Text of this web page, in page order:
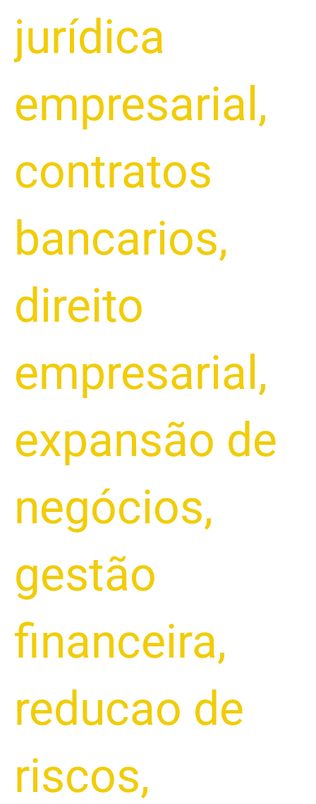
jurídica
empresarial ,
contratos
bancarios,
direito
empresarial ,
expansão de
negócios,
gestão
financeira,
reducao de
riscos,